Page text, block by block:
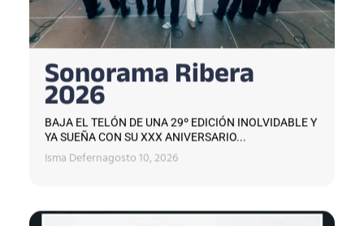
Sonorama Ribera
2026
BAJA EL TELÓN DE UNA 29º EDICIÓN INOLVIDABLE Y
YA SUEÑA CON SU XXX ANIVERSARIO...
Isma Defernagosto 10, 2026